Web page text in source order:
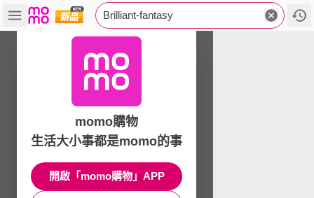
Brilliant-fantasy
momo購物
生活大小事都是momo的事
開啟「momo購物」APP